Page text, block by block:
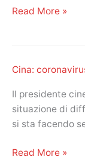
e
insieme!
Beautiful
27,
gennaio
2020.
Liam
da
Read More »
Cina:
Il presidente
situazione di
si sta facendo
Cina:
Read More »